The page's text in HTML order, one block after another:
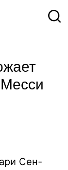
Сен-